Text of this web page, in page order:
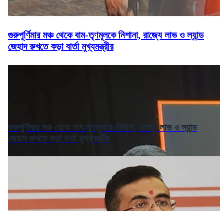
গুরুপূর্ণিমার মঞ্চ থেকে বাম-তৃণমূলকে নিশানা, রাজ্যে লাভ ও ল্যান্ড
জেহাদ রুখতে কড়া বার্তা মুখ্যমন্ত্রীর
গুরুপূর্ণিমার মঞ্চ থেকে বাম-তৃণমূলকে নিশানা, রাজ্যে লাভ ও ল্যান্ড
জেহাদ রুখতে কড়া বার্তা মুখ্যমন্ত্রীর